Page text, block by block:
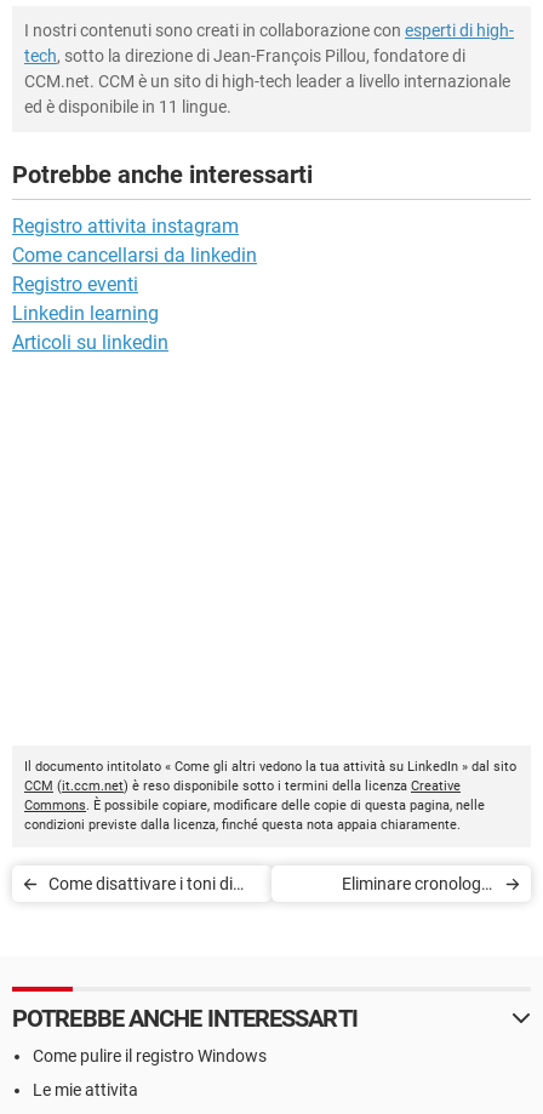
I nostri contenuti sono creati in collaborazione con esperti di high-
tech, sotto la direzione di Jean-François Pillou, fondatore di
CCM.net. CCM è un sito di high-tech leader a livello internazionale
ed è disponibile in 11 lingue.
Potrebbe anche interessarti
Registro attivita instagram
Come cancellarsi da linkedin
Registro eventi
Linkedin learning
Articoli su linkedin
Il documento intitolato « Come gli altri vedono la tua attività su LinkedIn » dal sito
CCM (it.ccm.net) è reso disponibile sotto i termini della licenza Creative
Commons. È possibile copiare, modificare delle copie di questa pagina, nelle
condizioni previste dalla licenza, finché questa nota appaia chiaramente.
Come disattivare i toni di
Eliminare cronologia
POTREBBE ANCHE INTERESSARTI
Come pulire il registro Windows
Le mie attivita